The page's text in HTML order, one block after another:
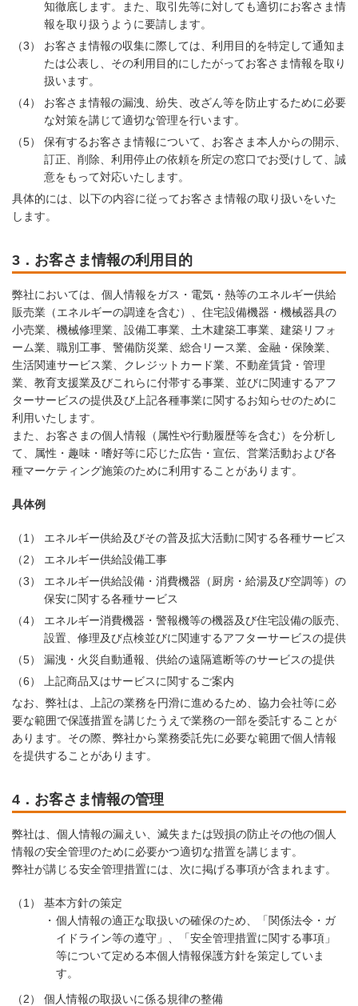
知徹底します。また、取引先等に対しても適切にお客さま情
報を取り扱うように要請します。
（3）
お客さま情報の収集に際しては、利用目的を特定して通知ま
たは公表し、その利用目的にしたがってお客さま情報を取り
扱います。
（4）
お客さま情報の漏洩、紛失、改ざん等を防止するために必要
な対策を講じて適切な管理を行います。
（5）
保有するお客さま情報について、お客さま本人からの開示、
訂正、削除、利用停止の依頼を所定の窓口でお受けして、誠
意をもって対応いたします。
具体的には、以下の内容に従ってお客さま情報の取り扱いをいた
します。
3．お客さま情報の利用目的
弊社においては、個人情報をガス・電気・熱等のエネルギー供給
販売業（エネルギーの調達を含む）、住宅設備機器・機械器具の
小売業、機械修理業、設備工事業、土木建築工事業、建築リフォ
ーム業、職別工事、警備防災業、総合リース業、金融・保険業、
生活関連サービス業、クレジットカード業、不動産賃貸・管理
業、教育支援業及びこれらに付帯する事業、並びに関連するアフ
ターサービスの提供及び上記各種事業に関するお知らせのために
利用いたします。
また、お客さまの個人情報（属性や行動履歴等を含む）を分析し
て、属性・趣味・嗜好等に応じた広告・宣伝、営業活動および各
種マーケティング施策のために利用することがあります。
具体例
（1）
エネルギー供給及びその普及拡大活動に関する各種サービス
（2）
エネルギー供給設備工事
（3）
エネルギー供給設備・消費機器（厨房・給湯及び空調等）の
保安に関する各種サービス
（4）
エネルギー消費機器・警報機等の機器及び住宅設備の販売、
設置、修理及び点検並びに関連するアフターサービスの提供
（5）
漏洩・火災自動通報、供給の遠隔遮断等のサービスの提供
（6）
上記商品又はサービスに関するご案内
なお、弊社は、上記の業務を円滑に進めるため、協力会社等に必
要な範囲で保護措置を講じたうえで業務の一部を委託することが
あります。その際、弊社から業務委託先に必要な範囲で個人情報
を提供することがあります。
4．お客さま情報の管理
弊社は、個人情報の漏えい、滅失または毀損の防止その他の個人
情報の安全管理のために必要かつ適切な措置を講じます。
弊社が講じる安全管理措置には、次に掲げる事項が含まれます。
（1）
基本方針の策定
個人情報の適正な取扱いの確保のため、「関係法令・ガ
イドライン等の遵守」、「安全管理措置に関する事項」
等について定める本個人情報保護方針を策定していま
す。
（2）
個人情報の取扱いに係る規律の整備